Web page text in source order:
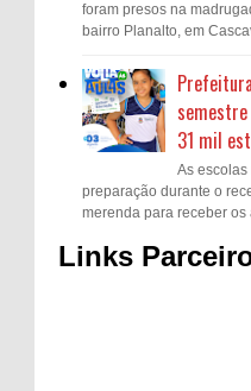
foram presos na
bairro Planalto, em
31 mil
As
preparação durante o
merenda para receber os
Links